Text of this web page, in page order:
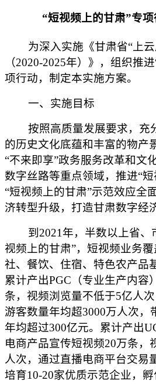
“短视频上的甘肃”专
为深入实施《甘肃省“上云
（2020-2025年）》，组织推
项行动，制定本实施方案。
一、实施目标
按照高质量发展要求，充
的历史文化底蕴和丰富的物产
“不来即享”政务服务改革和文
数字丝路等重点领域，推进“
“短视频上的甘肃”示范效应全
济转型升级，打造甘肃数字经
到2021年，半数以上省、
视频上的甘肃”，短视频业务
社、餐饮、住宿、特色农产品
累计产出PGC（专业生产内容
条，视频浏览量不低于5亿人
游客数量年均超3000万人次，
年均超过300亿元。累计产出
电商产品宣传短视频20万条，
人次，通过直播电商平台交易
培育10-20家优质示范企业，孵